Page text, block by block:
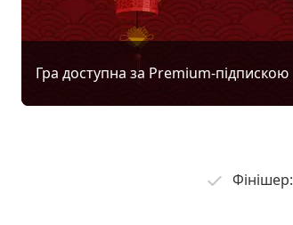
Гра доступна за Premium-підпискою
Фінішер: